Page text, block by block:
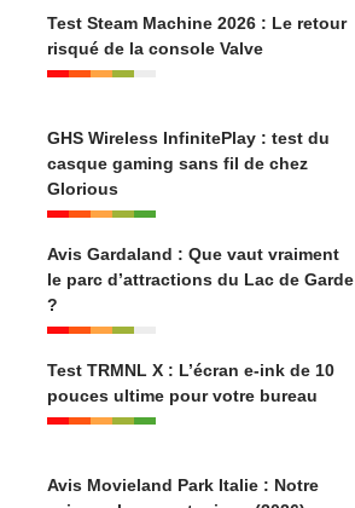
Test Steam Machine 2026 : Le retour
risqué de la console Valve
GHS Wireless InfinitePlay : test du
casque gaming sans fil de chez
Glorious
Avis Gardaland : Que vaut vraiment
le parc d’attractions du Lac de Garde
?
Test TRMNL X : L’écran e-ink de 10
pouces ultime pour votre bureau
Avis Movieland Park Italie : Notre